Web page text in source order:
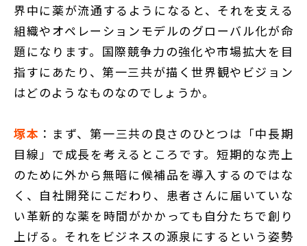
界中に薬が流通するようになると、それを支える
組織やオペレーションモデルのグローバル化が命
題になります。国際競争力の強化や市場拡大を目
指すにあたり、第一三共が描く世界観やビジョン
はどのようなものなのでしょうか。
塚本 ：まず、第一三共の良さのひとつは「中長期
目線」で成長を考えるところです。短期的な売上
のために外から無暗に候補品を導入するのではな
く、自社開発にこだわり、患者さんに届いていな
い革新的な薬を時間がかかっても自分たちで創り
上げる。それをビジネスの源泉にするという姿勢